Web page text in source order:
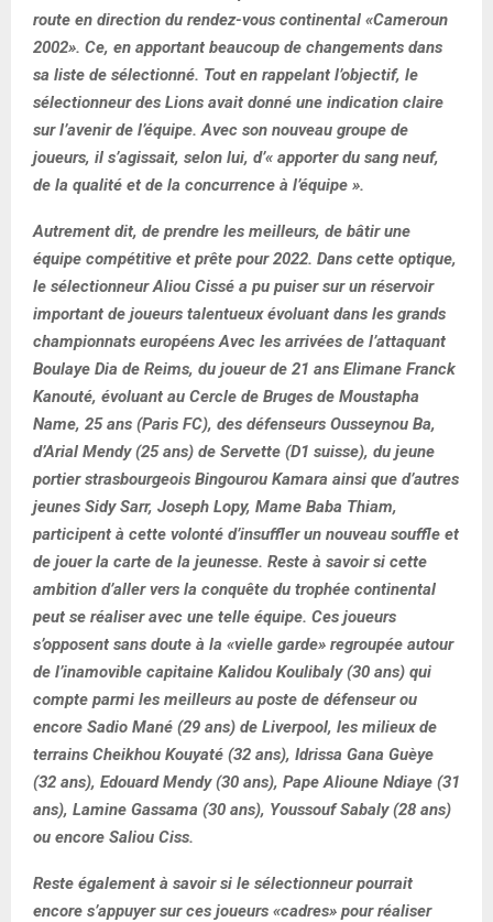
route en direction du rendez-vous continental «Cameroun
2002». Ce, en apportant beaucoup de changements dans
sa liste de sélectionné. Tout en rappelant l’objectif, le
sélectionneur des Lions avait donné une indication claire
sur l’avenir de l’équipe. Avec son nouveau groupe de
joueurs, il s’agissait, selon lui, d’« apporter du sang neuf,
de la qualité et de la concurrence à l’équipe ».
Autrement dit, de prendre les meilleurs, de bâtir une
équipe compétitive et prête pour 2022. Dans cette optique,
le sélectionneur Aliou Cissé a pu puiser sur un réservoir
important de joueurs talentueux évoluant dans les grands
championnats européens Avec les arrivées de l’attaquant
Boulaye Dia de Reims, du joueur de 21 ans Elimane Franck
Kanouté, évoluant au Cercle de Bruges de Moustapha
Name, 25 ans (Paris FC), des défenseurs Ousseynou Ba,
d’Arial Mendy (25 ans) de Servette (D1 suisse), du jeune
portier strasbourgeois Bingourou Kamara ainsi que d’autres
jeunes Sidy Sarr, Joseph Lopy, Mame Baba Thiam,
participent à cette volonté d’insuffler un nouveau souffle et
de jouer la carte de la jeunesse. Reste à savoir si cette
ambition d’aller vers la conquête du trophée continental
peut se réaliser avec une telle équipe. Ces joueurs
s’opposent sans doute à la «vielle garde» regroupée autour
de l’inamovible capitaine Kalidou Koulibaly (30 ans) qui
compte parmi les meilleurs au poste de défenseur ou
encore Sadio Mané (29 ans) de Liverpool, les milieux de
terrains Cheikhou Kouyaté (32 ans), Idrissa Gana Guèye
(32 ans), Edouard Mendy (30 ans), Pape Alioune Ndiaye (31
ans), Lamine Gassama (30 ans), Youssouf Sabaly (28 ans)
ou encore Saliou Ciss.
Reste également à savoir si le sélectionneur pourrait
encore s’appuyer sur ces joueurs «cadres» pour réaliser